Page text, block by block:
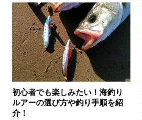
初心者でも楽しみたい！海釣り
ルアーの選び方や釣り手順を紹
介！